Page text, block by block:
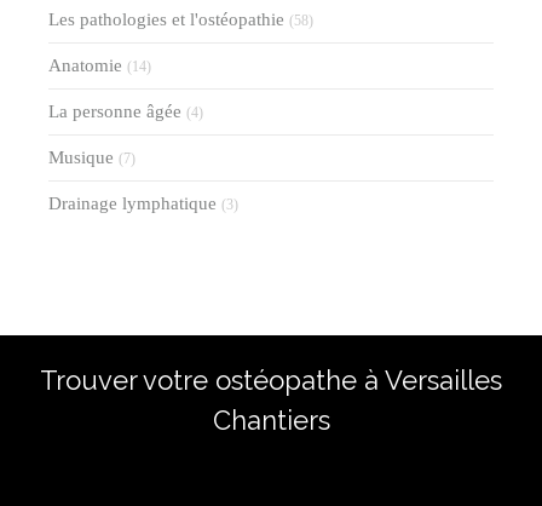
Les pathologies et l'ostéopathie (58)
Anatomie (14)
La personne âgée (4)
Musique (7)
Drainage lymphatique (3)
Trouver votre ostéopathe à Versailles
Chantiers